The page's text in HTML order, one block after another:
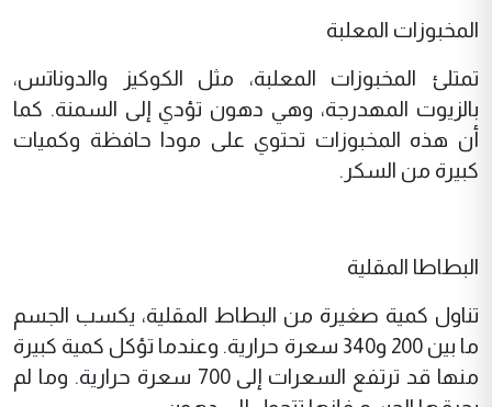
المخبوزات المعلبة
تمتلئ المخبوزات المعلبة، مثل الكوكيز والدوناتس،
بالزيوت المهدرجة، وهي دهون تؤدي إلى السمنة. كما
أن هذه المخبوزات تحتوي على مودا حافظة وكميات
كبيرة من السكر.
البطاطا المقلية
تناول كمية صغيرة من البطاط المقلية، يكسب الجسم
ما بين 200 و340 سعرة حرارية. وعندما تؤكل كمية كبيرة
منها قد ترتفع السعرات إلى 700 سعرة حرارية. وما لم